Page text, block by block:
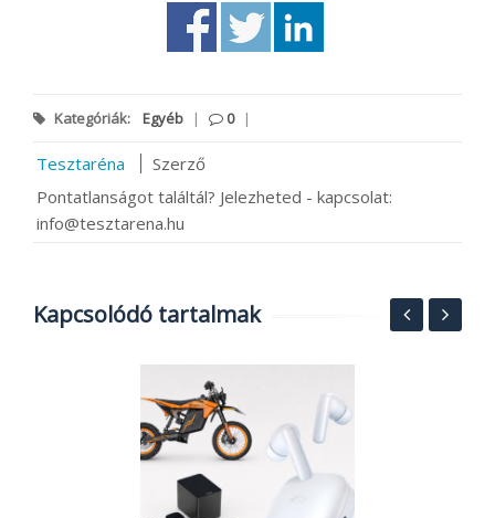
Kategóriák: Egyéb | 0 |
Tesztaréna
Szerző
Pontatlanságot találtál? Jelezheted - kapcsolat:
info@tesztarena.hu
Kapcsolódó tartalmak